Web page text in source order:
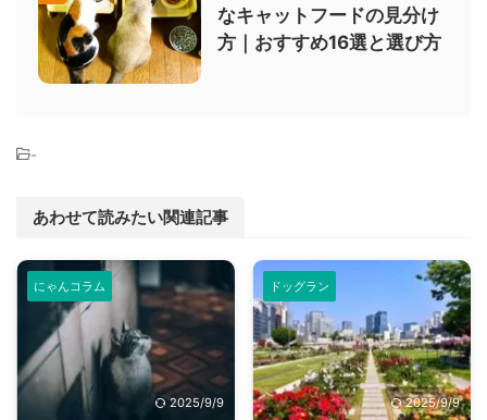
なキャットフードの見分け
方｜おすすめ16選と選び方
-
あわせて読みたい関連記事
にゃんコラム
2025/9/9
ドッグラン
2025/9/9